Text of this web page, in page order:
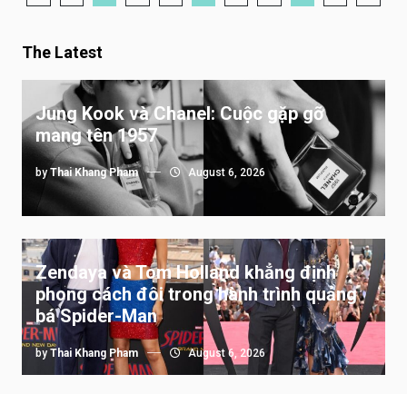
The Latest
Jung Kook và Chanel: Cuộc gặp gỡ
mang tên 1957
by Thai Khang Pham August 6, 2026
Zendaya và Tom Holland khẳng định
phong cách đôi trong hành trình quảng
bá Spider-Man
by Thai Khang Pham August 6, 2026